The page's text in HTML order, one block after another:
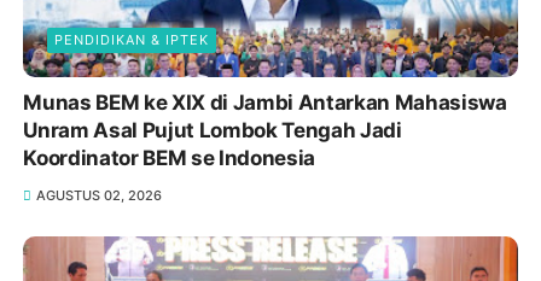
PENDIDIKAN & IPTEK
Munas BEM ke XIX di Jambi Antarkan Mahasiswa
Unram Asal Pujut Lombok Tengah Jadi
Koordinator BEM se Indonesia
AGUSTUS 02, 2026